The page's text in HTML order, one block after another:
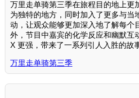
万里走单骑第三季在旅程目的地上更
为独特的地方，同时加入了更多与当
动，让观众能够更加深入地了解每个
外，节目中嘉宾的化学反应和幽默互
X 更强，带来了一系列引人入胜的故
万里走单骑第三季